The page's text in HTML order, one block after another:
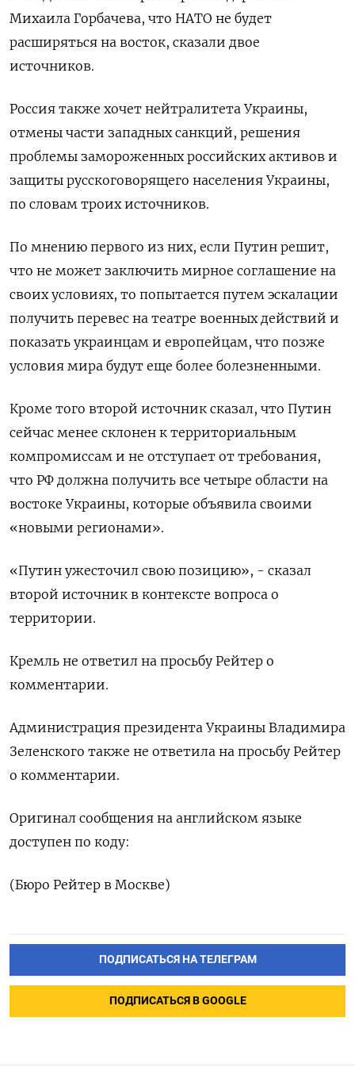
Михаила Горбачева, что НАТО не будет
расширяться на восток, сказали двое
источников.
Россия также хочет нейтралитета Украины,
отмены части западных санкций, решения
проблемы замороженных российских активов и
защиты русскоговорящего населения Украины,
по словам троих источников.
По мнению первого из них, если Путин решит,
что не может заключить мирное соглашение на
своих условиях, то попытается путем эскалации
получить перевес на театре военных действий и
показать украинцам и европейцам, что позже
условия мира будут еще более болезненными.
Кроме того второй источник сказал, что Путин
сейчас менее склонен к территориальным
компромиссам и не отступает от требования,
что РФ должна получить все четыре области на
востоке Украины, которые объявила своими
«новыми регионами».
«Путин ужесточил свою позицию», - сказал
второй источник в контексте вопроса о
территории.
Кремль не ответил на просьбу Рейтер о
комментарии.
Администрация президента Украины Владимира
Зеленского также не ответила на просьбу Рейтер
о комментарии.
Оригинал сообщения на английском языке
доступен по коду:
(Бюро Рейтер в Москве)
ПОДПИСАТЬСЯ НА ТЕЛЕГРАМ
ПОДПИСАТЬСЯ В GOOGLE